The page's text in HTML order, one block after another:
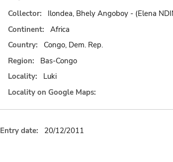
Collector:
Ilondea, Bhely Angoboy - (Elena
Continent:
Africa
Country:
Congo, Dem. Rep.
Region:
Bas-Congo
Locality:
Luki
Locality on Google Maps:
Entry date: 20/12/2011